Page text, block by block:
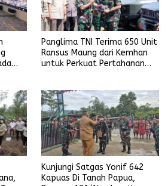
Panglima TNI Terima 650 Unit
Ransus Maung dari Kemhan
untuk Perkuat Pertahanan
Kunjungi Satgas Yonif 642
Kapuas Di Tanah Papua,